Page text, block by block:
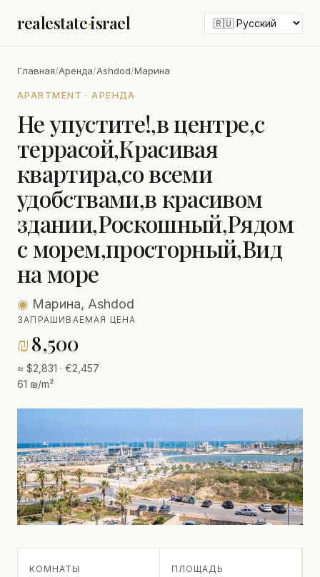
realestate·israel
Главная/Аренда/Ashdod/Марина
APARTMENT · АРЕНДА
Не упустите!,в центре,с
террасой,Красивая
квартира,со всеми
удобствами,в красивом
здании,Роскошный,Рядом
с морем,просторный,Вид
на море
◉ Марина, Ashdod
ЗАПРАШИВАЕМАЯ ЦЕНА
₪8,500
≈ $2,831 · €2,457
61 ₪/m²
КОМНАТЫ ПЛОЩАДЬ